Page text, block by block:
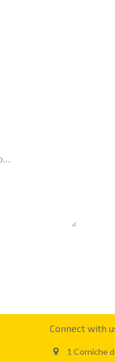
Connect with
1 Corniche